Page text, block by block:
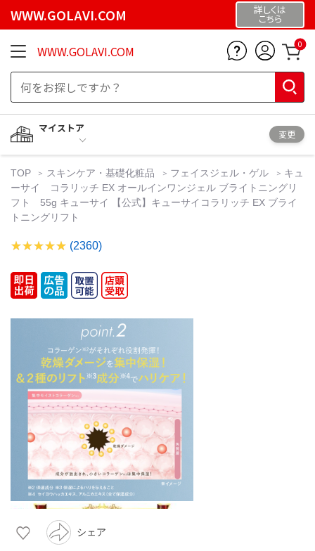
WWW.GOLAVI.COM 詳しくは
こちら
WWW.GOLAVI.COM 0
マイストア
変更
TOP スキンケア・基礎化粧品 フェイスジェル・ゲル
キュ
ーサイ コラリッチ EX オールインワンジェル ブライトニングリ
フト 55g キューサイ 【公式】キューサイコラリッチ EX ブライ
トニングリフト
(2360)
シェア